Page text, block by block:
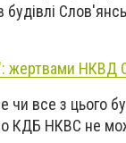
будівлі
жертвами НКВД
чи все з цього
КДБ НКВС не